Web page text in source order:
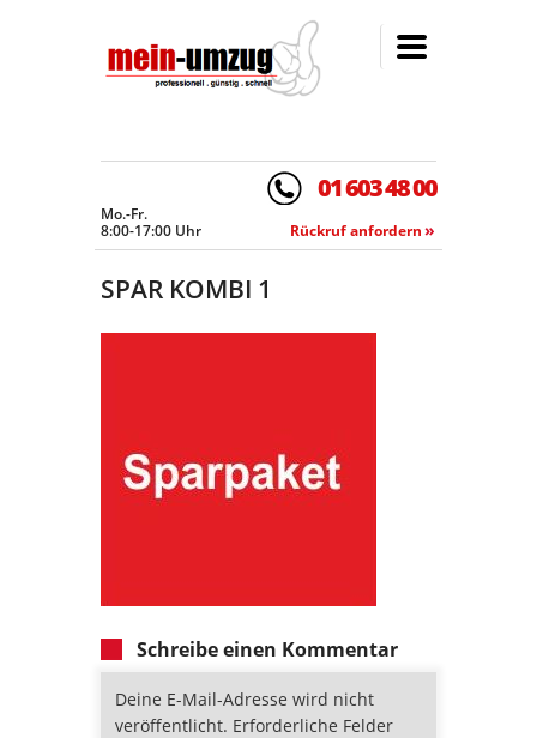
01603 48 00
Mo.-Fr.
8:00-17:00 Uhr
Rückruf anfordern
SPAR KOMBI 1
Schreibe einen Kommentar
Deine E-Mail-Adresse wird nicht
veröffentlicht. Erforderliche Felder